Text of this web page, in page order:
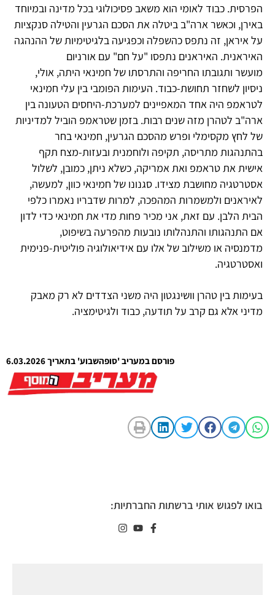
הפרסית. כבוד לאומי הוא משאב פסיכולוגי בכל מדינה ובמיוחד
באירן, וכאשר ארה"ב ביטלה את הסכם הגרעין והטילה סנקציות
על איראן, זה נתפס כהשפלה וכפגיעה בלגיטימיות של ההנהגה
האיראנית. האיראנים נתפסו "על חם" עם אורניום
מועשר ותגובתו החריפה והתרסתו של חמינאי היתה, אולי,
ניסיון לשחזר תחושת-כבוד. העימות הפומבי בין עלי חמינאי
לטראמפ היה אחד המאפיינים למערכת-היחסים הטעונה בין
ארה"ב לטהרן מזה שנים רבות. בזמן שטראמפ הוביל למדיניות
של לחץ מקסימלי ופרש מהסכם הגרעין, חמינאי בחר
בהתנהגות מתריסה, תקיפה ולוחמנית ובעזות-מצח תקף
אישית את טראמפ ואת אמריקה, כשלא ניתן, כמובן, לשלול
אסטרטגיה מחושבת מצידו. סגנונו של חמינאי כוון, למעשה,
לאיראנים ולמשמרות המהפכה, למרות שדבריו נאמרו כלפי
הבית הלבן. עם זאת, אני מכיר פחות מדי את חמינאי כדי לדון
אם התנהגותו והתנהלותו נובעות מהפרעה בשיפוט,
מדמנסיה או משילוב של אלו עם אידיאולוגיה פוליטית-פנימית
ואסטרטגיה.
בעימות בין טהרן וושינגטון היה משני הצדדים לא רק מאבק
מדיני אלא גם קרב על תודעה, כבוד ולגיטימציה.
פורסם במעריב 'סופהשבוע' בתאריך 6.03.2026
בואו לפגוש אותי ברשתות החברתיות: